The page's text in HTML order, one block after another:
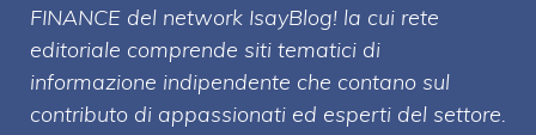
FINANCE del network IsayBlog! la cui rete
editoriale comprende siti tematici di
informazione indipendente che contano sul
contributo di appassionati ed esperti del settore.